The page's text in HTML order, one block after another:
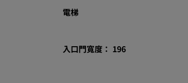
電梯
入口門寬度： 196